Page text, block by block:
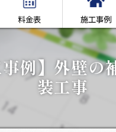
料金表 施工事例
事例】外壁の
装工事